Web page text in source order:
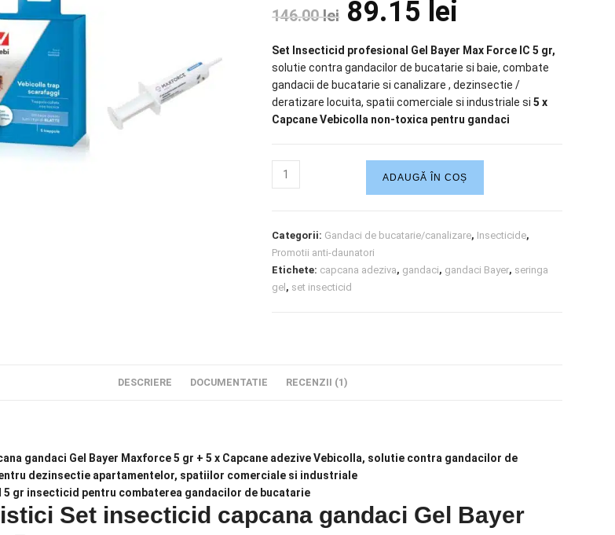
146.00lei 89.15 lei
Set Insecticid profesional Gel Bayer Max Force IC 5 gr,
solutie contra gandacilor de bucatarie si baie, combate
gandacii de bucatarie si canalizare , dezinsectie /
deratizare locuita, spatii comerciale si industriale si 5 x
Capcane Vebicolla non-toxica pentru gandaci
ADAUGĂ ÎN COȘ
Categorii: Gandaci de bucatarie/canalizare, Insecticide,
Promotii anti-daunatori
Etichete: capcana adeziva, gandaci, gandaci Bayer, seringa
gel, set insecticid
DESCRIERE DOCUMENTATIE RECENZII (1)
gandaci Gel Bayer Maxforce 5 gr + 5 x Capcane adezive Vebicolla, solutie contra gandacilor de
dezinsectie apartamentelor, spatiilor comerciale si industriale
5 gr insecticid pentru combaterea gandacilor de bucatarie
Set insecticid capcana gandaci Gel Bayer